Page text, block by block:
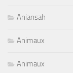
Aniansah
Animaux
Animaux